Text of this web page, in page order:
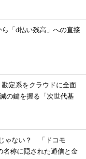
「d払い残高」への直接
定系をクラウドに全面
の鍵を握る「次世代基
ゃない？ 「ドコモ
名称に隠された通信と金